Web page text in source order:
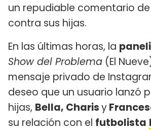
un repudiable comentario
contra sus hijas.
En las últimas horas, la
Show del Problema (El
mensaje privado de
deseo que un usuario lanzó
hijas, Bella, Charisy
su relación con el futbolista